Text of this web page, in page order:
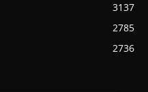
3137
2785
2736